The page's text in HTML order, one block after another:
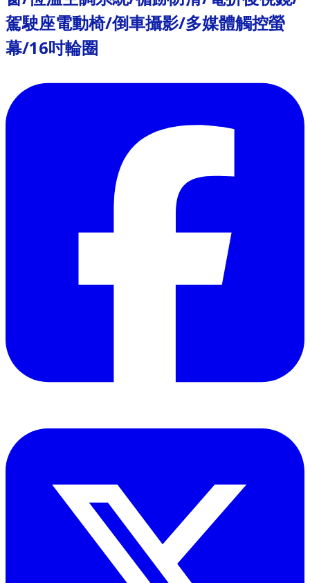
駕駛座電動椅/倒車攝影/多媒體觸控螢
幕/16吋輪圈